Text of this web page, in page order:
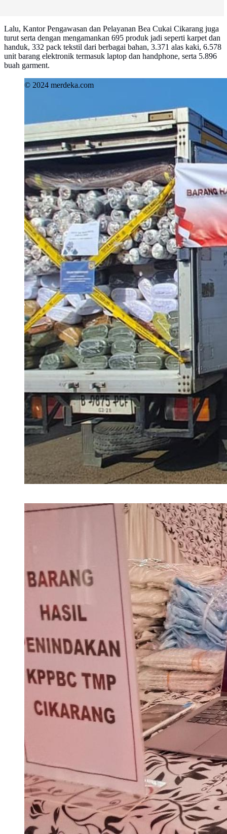
Lalu, Kantor Pengawasan dan Pelayanan Bea Cukai Cikarang juga
turut serta dengan mengamankan 695 produk jadi seperti karpet dan
handuk, 332 pack tekstil dari berbagai bahan, 3.371 alas kaki, 6.578
unit barang elektronik termasuk laptop dan handphone, serta 5.896
buah garment.
© 2024 merdeka.com